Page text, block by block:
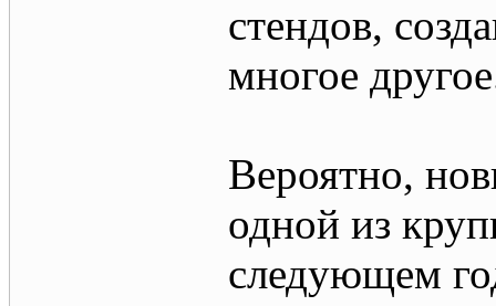
стендов,
многое
Вероятно,
одной из
следующем